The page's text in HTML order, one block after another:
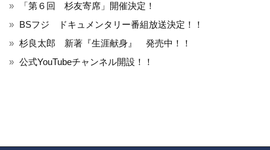
「第６回 杉友寄席」開催決定！
BSフジ ドキュメンタリー番組放送決定！！
杉良太郎 新著『生涯献身』 発売中！！
公式YouTubeチャンネル開設！！